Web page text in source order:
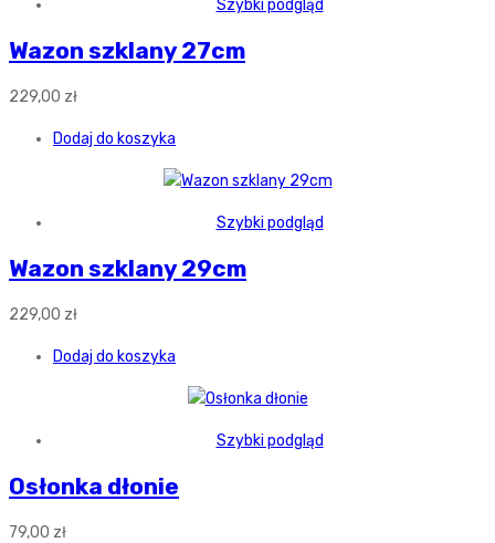
Szybki podgląd
Wazon szklany 27cm
229,00 zł
Dodaj do koszyka
Szybki podgląd
Wazon szklany 29cm
229,00 zł
Dodaj do koszyka
Szybki podgląd
Osłonka dłonie
79,00 zł